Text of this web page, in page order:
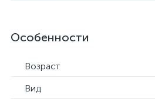
Особенности
Возраст
Вид